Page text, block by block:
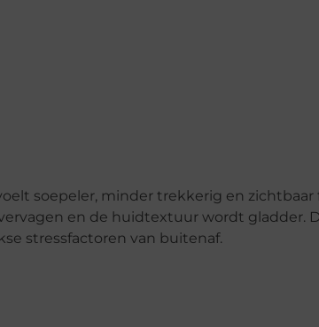
soepeler, minder trekkerig en zichtbaar
en de huidtextuur wordt gladder.
stressfactoren van buitenaf.